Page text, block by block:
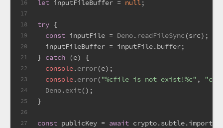
16
17
18
19
20
21
22
23
24
25
26
27
let inputFileBuffer = null;
try {
const inputFile = Deno. readFileSync(src);
  inputFileBuffer = inputFile.
buffer;
} catch (e) {
console.error(e);
console.error("%cfile is not exist!%c" ,
Deno.exit();
}
const publicKey = await crypto.subtle